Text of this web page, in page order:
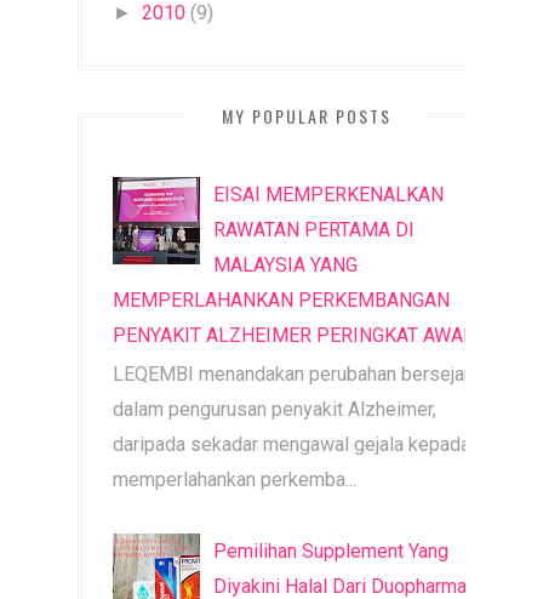
► 2010 (9)
MY POPULAR POSTS
EISAI MEMPERKENALKAN
RAWATAN PERTAMA DI
MALAYSIA YANG
MEMPERLAHANKAN PERKEMBANGAN
PENYAKIT ALZHEIMER PERINGKAT AWAL
LEQEMBI menandakan perubahan bersejarah
dalam pengurusan penyakit Alzheimer,
daripada sekadar mengawal gejala kepada
memperlahankan perkemba...
Pemilihan Supplement Yang
Diyakini Halal Dari Duopharma